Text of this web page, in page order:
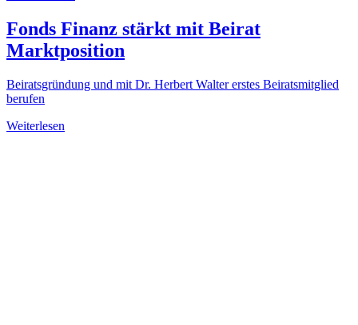
Fonds Finanz stärkt mit Beirat
Marktposition
Beiratsgründung und mit Dr. Herbert Walter erstes Beiratsmitglied
berufen
Weiterlesen